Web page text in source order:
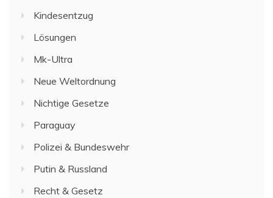
Kindesentzug
Lösungen
Mk-Ultra
Neue Weltordnung
Nichtige Gesetze
Paraguay
Polizei & Bundeswehr
Putin & Russland
Recht & Gesetz